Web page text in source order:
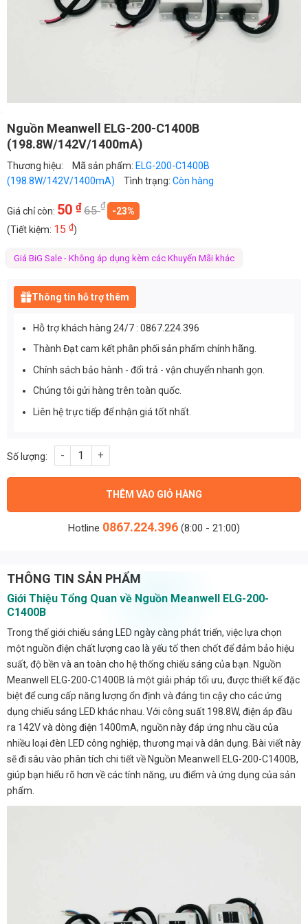
Nguồn Meanwell ELG-200-C1400B
(198.8W/142V/1400mA)
Thương hiệu: Mã sản phẩm: ELG-200-C1400B
(198.8W/142V/1400mA)
Tình trạng: Còn hàng
Giá chỉ còn: 50 ₫65₫
-23%
(Tiết kiệm: 15 ₫)
Giá BiG Sale - Không áp dụng kèm các Khuyến Mãi khác
Thông tin hỗ trợ thêm
Hỗ trợ khách hàng 24/7 : 0867.224.396
Thành Đạt cam kết phân phối sản phẩm chính hãng.
Chính sách bảo hành - đổi trả - vận chuyển nhanh gọn.
Chúng tôi gửi hàng trên toàn quốc.
Liên hệ trực tiếp để nhận giá tốt nhất.
Nguồn Meanwell ELG-200-C1400B (198.8W/142V/1400mA) số
THÊM VÀO GIỎ HÀNG
Hotline 0867.224.396 (8:00 - 21:00)
THÔNG TIN SẢN PHẨM
Giới Thiệu Tổng Quan về Nguồn Meanwell ELG-200-
C1400B
Trong thế giới chiếu sáng LED ngày càng phát triển, việc lựa chọn
một nguồn điện chất lượng cao là yếu tố then chốt để đảm bảo hiệu
suất, độ bền và an toàn cho hệ thống chiếu sáng của bạn. Nguồn
Meanwell ELG-200-C1400B là một giải pháp tối ưu, được thiết kế đặc
biệt để cung cấp năng lượng ổn định và đáng tin cậy cho các ứng
dụng chiếu sáng LED khác nhau. Với công suất 198.8W, điện áp đầu
ra 142V và dòng điện 1400mA, nguồn này đáp ứng nhu cầu của
nhiều loại đèn LED công nghiệp, thương mại và dân dụng. Bài viết này
sẽ đi sâu vào phân tích chi tiết về Nguồn Meanwell ELG-200-C1400B,
giúp bạn hiểu rõ hơn về các tính năng, ưu điểm và ứng dụng của sản
phẩm.